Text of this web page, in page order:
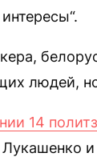
людей,
14
Лукашенко и